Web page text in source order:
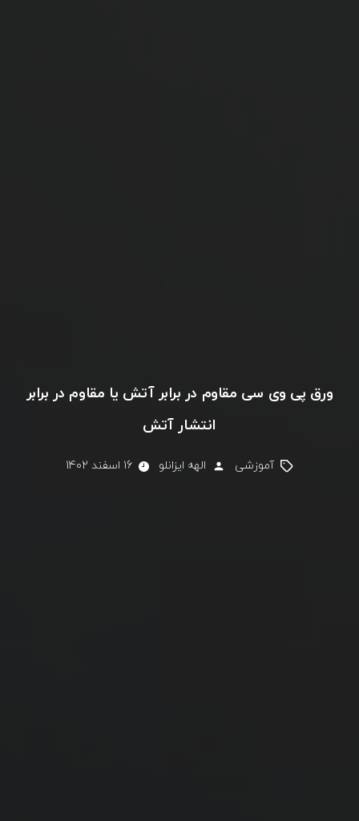
ورق پی وی سی مقاوم در برابر آتش یا مقاوم در برابر
انتشار آتش
آموزشی الهه ایزانلو 16 اسفند 1402